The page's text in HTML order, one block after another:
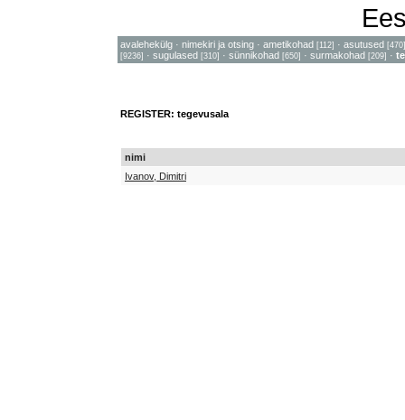
avalehekülg · nimekiri ja otsing · ametikohad [112] · asutused [470]
[9236] · sugulased [310] · sünnikohad [650] · surmakohad [209] ·
REGISTER: tegevusala
nimi
Ivanov, Dimitri